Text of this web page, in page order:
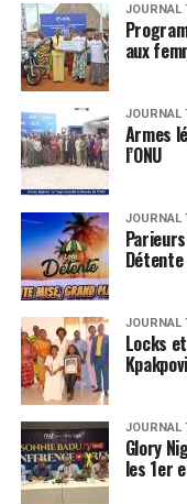
JOURNAL
aux
JOURNAL
Armes
l’ONU
JOURNAL
JOURNAL
Locks
JOURNAL
Glory
les 1er